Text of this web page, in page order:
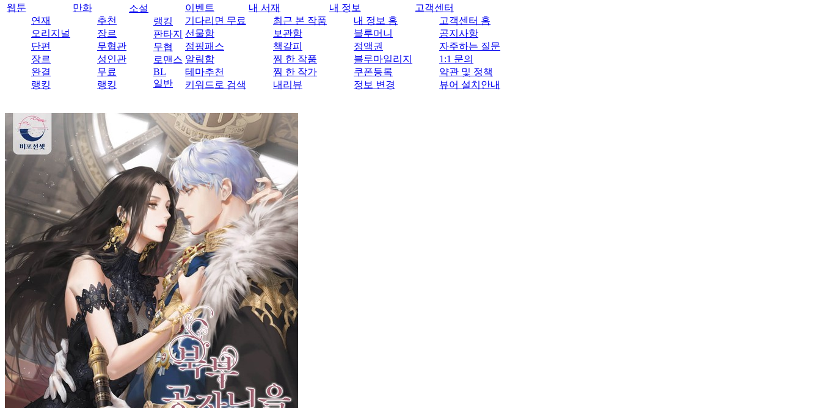
웹툰
연재
오리지널
단편
장르
완결
랭킹
만화
추천
장르
무협관
성인관
무료
랭킹
소설
랭킹
판타지
무협
로맨스
BL
일반
이벤트
기다리면 무료
선물함
점핑패스
알림함
테마추천
키워드로 검색
내 서재
최근 본 작품
보관함
책갈피
찜 한 작품
찜 한 작가
내리뷰
내 정보
내 정보 홈
블루머니
정액권
블루마일리지
쿠폰등록
정보 변경
고객센터
고객센터 홈
공지사항
자주하는 질문
1:1 문의
약관 및 정책
뷰어 설치안내